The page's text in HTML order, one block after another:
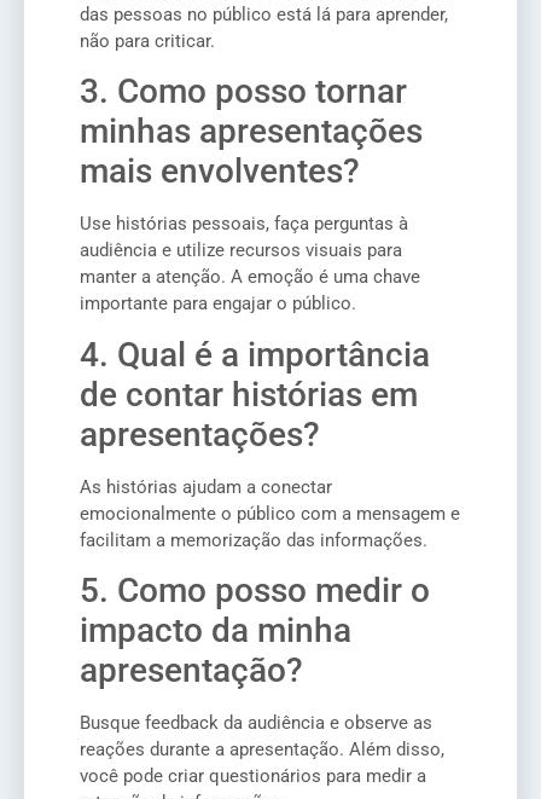
das pessoas no público está lá para aprender,
não para criticar.
3. Como posso tornar
minhas apresentações
mais envolventes?
Use histórias pessoais, faça perguntas à
audiência e utilize recursos visuais para
manter a atenção. A emoção é uma chave
importante para engajar o público.
4. Qual é a importância
de contar histórias em
apresentações?
As histórias ajudam a conectar
emocionalmente o público com a mensagem e
facilitam a memorização das informações.
5. Como posso medir o
impacto da minha
apresentação?
Busque feedback da audiência e observe as
reações durante a apresentação. Além disso,
você pode criar questionários para medir a